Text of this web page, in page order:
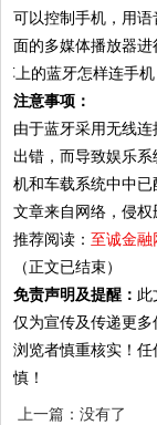
可以控制手机，用
面的多媒体播放器进
注意事项：
由于蓝牙采用无线
出错，而导致娱乐
机和车载系统中中已
文章来自网络，侵权
推荐阅读：至诚金融
（正文已结束）
免责声明及提醒： 此
仅为宣传及传递更
浏览者慎重核实！
慎！
上一篇：没有了